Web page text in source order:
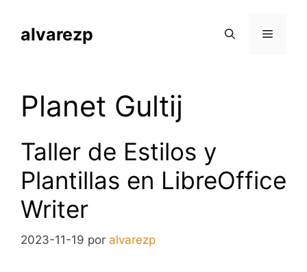
contenido
alvarezp Menú
Planet Gultij
Taller de Estilos y
Plantillas en LibreOffice
Writer
2023-11-19 por alvarezp